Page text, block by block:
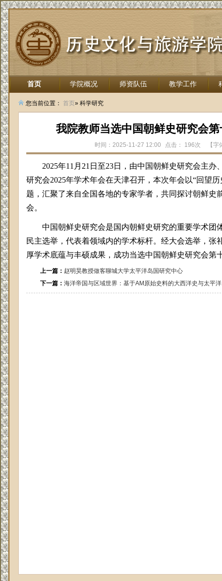
首页 学院概况 师资队伍 教学工作
招生就业
您当前位置： 首页» 科学研究
我院教师当选中国朝鲜史研究会
时间：2025-11-27 12:00 点击： 196次 【字
2025年11月21日至23日，由中国朝鲜史研究会主
研究会2025年学术年会在天津召开，本次年会以“回望
题，汇聚了来自全国各地的专家学者，共同探讨朝鲜史
会。
中国朝鲜史研究会是国内朝鲜史研究的重要学术团
民主选举，代表着领域内的学术标杆。经大会选举，张
厚学术底蕴与丰硕成果，成功当选中国朝鲜史研究会第
上一篇： 赵明昊教授做客聊城大学太平洋岛国研究中心
下一篇： 海洋帝国与区域世界：基于AM原始史料的大西洋史与太平